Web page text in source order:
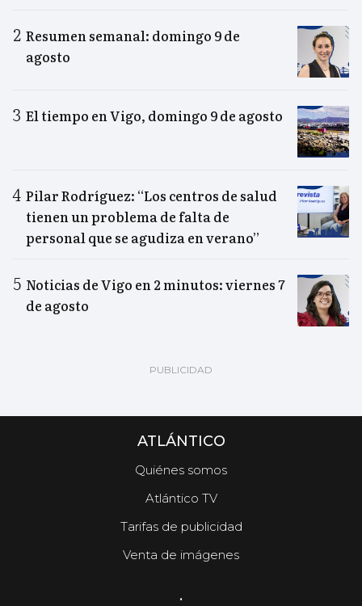
Resumen semanal: domingo 9 de
agosto
El tiempo en Vigo, domingo 9 de agosto
Pilar Rodríguez: “Los centros de salud
tienen un problema de falta de
personal que se agudiza en verano”
Noticias de Vigo en 2 minutos: viernes 7
de agosto
ATLÁNTICO
Quiénes somos
Atlántico TV
Tarifas de publicidad
Venta de imágenes
.